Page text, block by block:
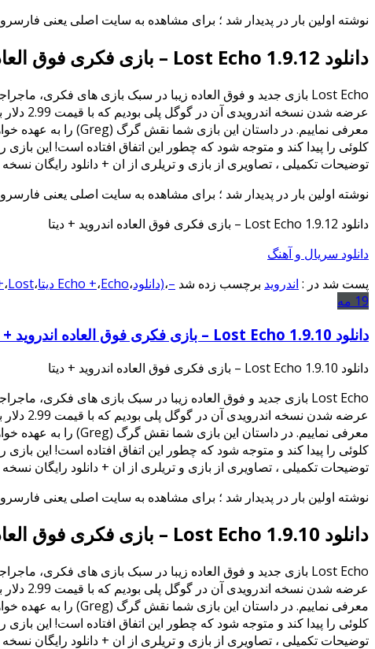
نوشته اولین بار در پدیدار شد ؛ برای مشاهده به سایت اصلی یعنی
دانلود Lost Echo 1.9.12 – بازی فکری فوق العاده اندروید + دیتا
عرضه
کلوئی را پیدا کند و متوجه شود که چطور این اتفاق افتاده است! این
توضیحات تکمیلی ، تصاویری از بازی و تریلری از ان + دانلود رایگان
نوشته اولین بار در پدیدار شد ؛ برای مشاهده به سایت اصلی یعنی
دانلود Lost Echo 1.9.12 – بازی فکری فوق العاده اندروید + دیتا
دانلود سریال و آهنگ
پست شد در : اندروید برچسب زده شد –،(دانلود، Echo +،Echo دیتا ، ،Lost دیتا
19 مه
دانلود Lost Echo 1.9.10 – بازی فکری فوق العاده اندروید + دیتا
دانلود Lost Echo 1.9.10 – بازی فکری فوق العاده اندروید + دیتا
عرضه
کلوئی را پیدا کند و متوجه شود که چطور این اتفاق افتاده است! این
توضیحات تکمیلی ، تصاویری از بازی و تریلری از ان + دانلود رایگان
نوشته اولین بار در پدیدار شد ؛ برای مشاهده به سایت اصلی یعنی
دانلود Lost Echo 1.9.10 – بازی فکری فوق العاده اندروید + دیتا
عرضه
کلوئی را پیدا کند و متوجه شود که چطور این اتفاق افتاده است! این
توضیحات تکمیلی ، تصاویری از بازی و تریلری از ان + دانلود رایگان